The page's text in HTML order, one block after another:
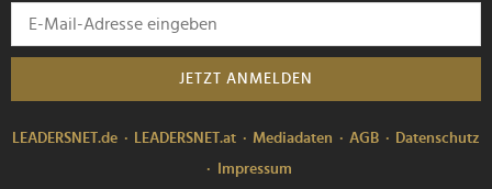
JETZT ANMELDEN
LEADERSNET.de LEADERSNET.at Mediadaten AGB
Datenschutz
Impressum